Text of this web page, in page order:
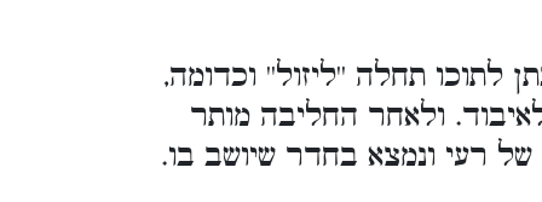
לתוכו תחלה ''ליזול'' וכדומה,
ולאחר החליבה מותר
רעי ונמצא בחדר שיושב בו.